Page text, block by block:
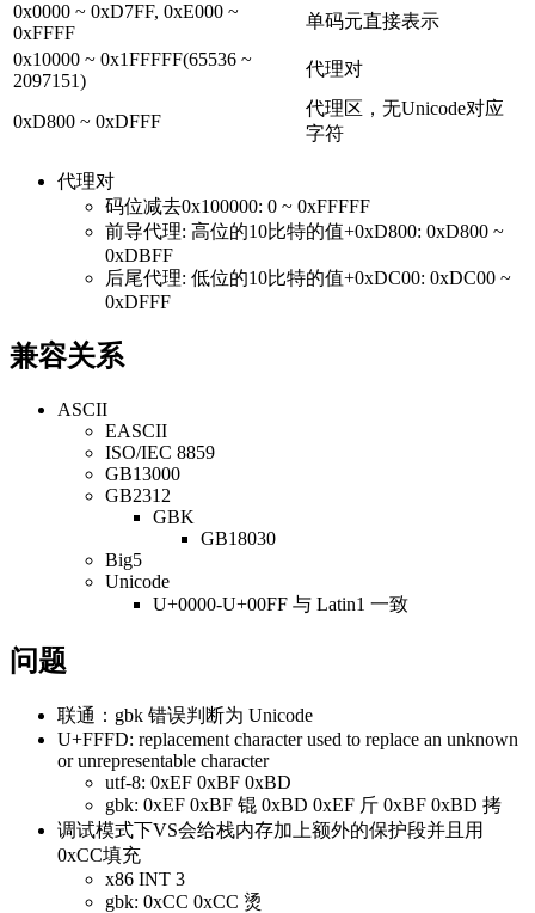
0x0000 ~ 0xD7FF, 0xE000 ~
0xFFFF
单码元直接表示
0x10000 ~ 0x1FFFFF(65536 ~
2097151)
代理对
0xD800 ~ 0xDFFF
代理区，无Unicode对应
字符
代理对
码位减去0x100000: 0 ~ 0xFFFFF
前导代理: 高位的10比特的值+0xD800: 0xD800 ~
0xDBFF
后尾代理: 低位的10比特的值+0xDC00: 0xDC00 ~
0xDFFF
兼容关系
ASCII
EASCII
ISO/IEC 8859
GB13000
GB2312
GBK
GB18030
Big5
Unicode
U+0000-U+00FF 与 Latin1 一致
问题
联通：gbk 错误判断为 Unicode
U+FFFD: replacement character used to replace an unknown
or unrepresentable character
utf-8: 0xEF 0xBF 0xBD
gbk: 0xEF 0xBF 锟 0xBD 0xEF 斤 0xBF 0xBD 拷
调试模式下VS会给栈内存加上额外的保护段并且用
0xCC填充
x86 INT 3
gbk: 0xCC 0xCC 烫